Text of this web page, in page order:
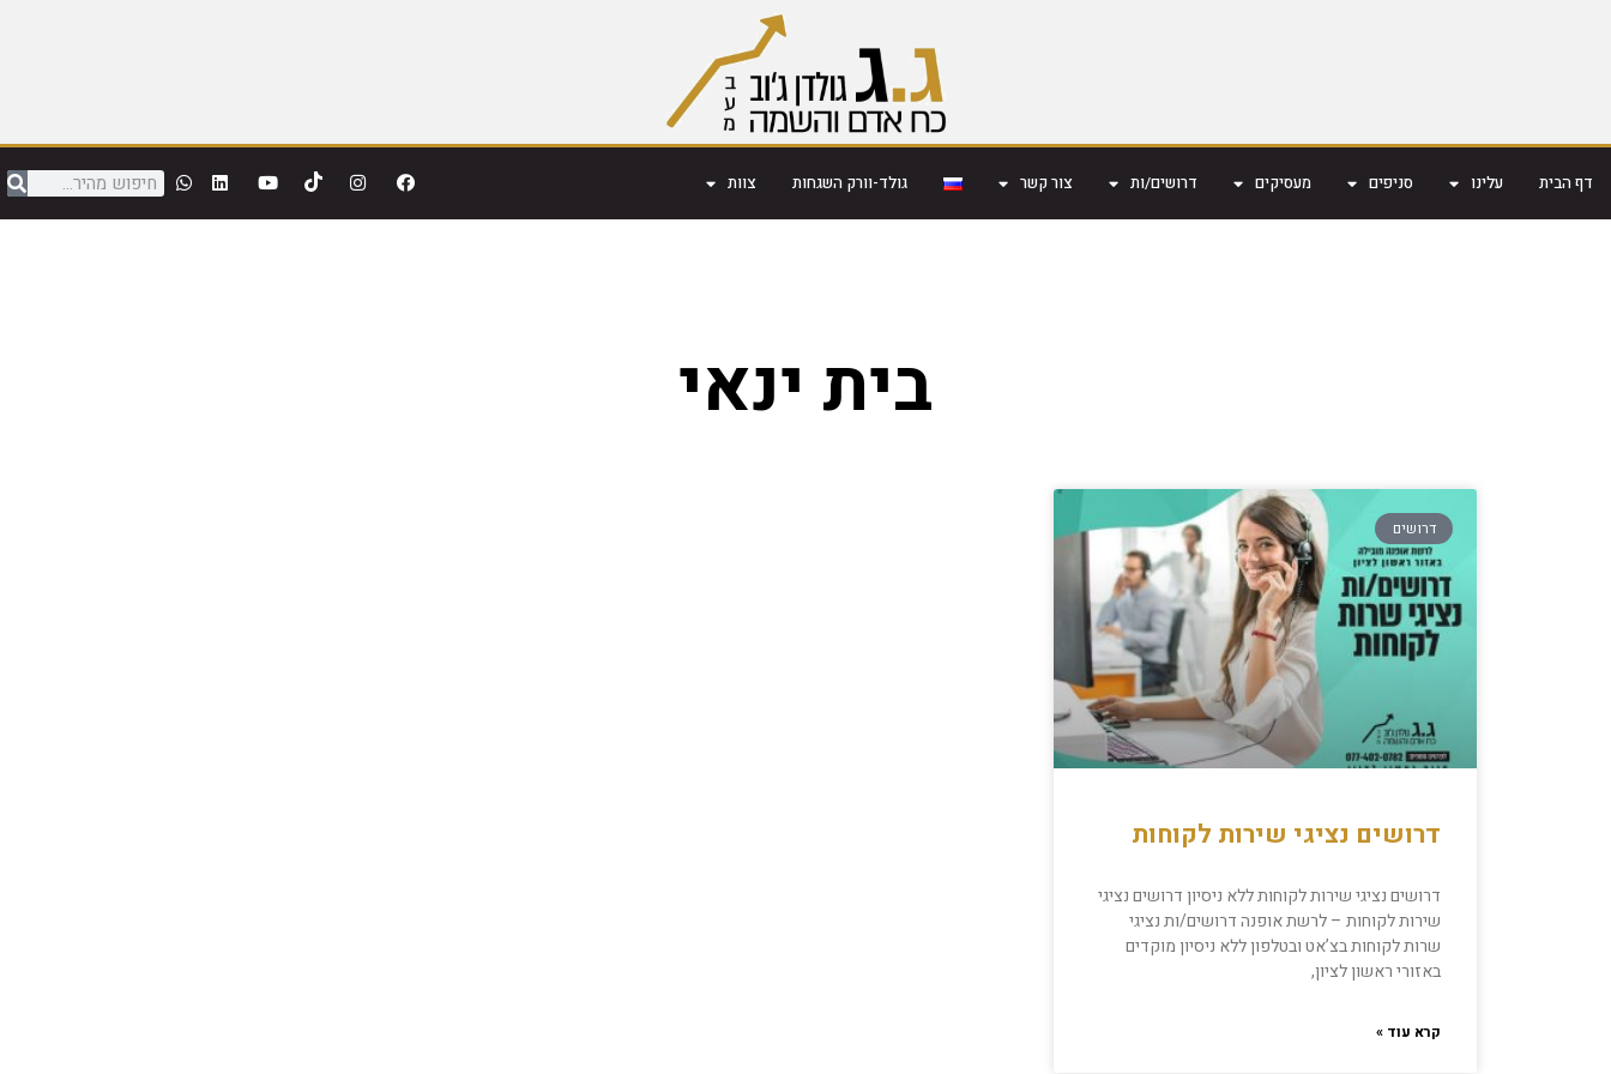
דף הבית עלינו סניפים מעסיקים דרושים/ות צור קשר גולד-וורק השגחות צוות
בית ינאי
דרושים
דרושים נציגי שירות לקוחות
דרושים נציגי שירות לקוחות ללא ניסיון דרושים נציגי
שירות לקוחות – לרשת אופנה דרושים/ות נציגי
שרות לקוחות בצ’אט ובטלפון ללא ניסיון מוקדים
באזורי ראשון לציון,
קרא עוד »